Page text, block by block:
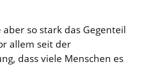
so stark das Gegenteil
allem seit der
dass viele Menschen es